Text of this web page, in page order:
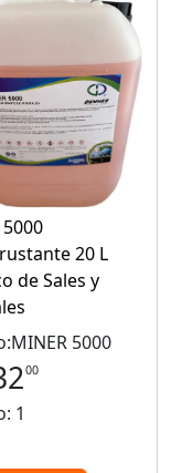
20 L
de Sales y
5000
00
1